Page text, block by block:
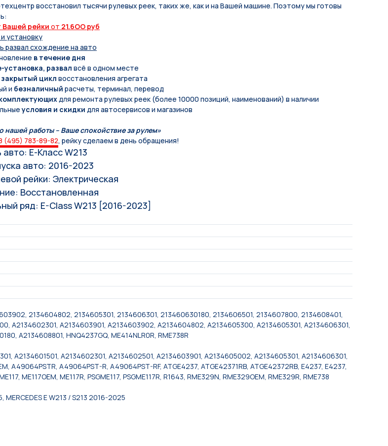
восстановил тысячи рулевых реек, таких же, как и на Вашей машине. Поэтому мы готовы
Вашей рейки от 21.6OO руб
установку
развал схождение на авто
в течение дня
установка, развал всё в одном месте
закрытый цикл восстановления агрегата
и безналичный расчеты, терминал, перевод
для ремонта рулевых реек (более 10000 позиций, наименований) в наличии
условия и скидки для автосервисов и магазинов
нашей работы – Ваше спокойствие за рулем»
(495) 783-89-82, рейку сделаем в день обращения!
E-Класс W213
авто: 2016-2023
рейки: Электрическая
Восстановленная
ряд: E-Class W213 [2016-2023]
2134604802, 2134605301, 2134606301, 213460630180, 2134606501, 2134607800, 2134608401,
A2134602301, A2134603901, A2134603902, A2134604802, A2134605300, A2134605301, A2134606301,
A2134608801, HNQ4237GQ, ME414NLR0R, RME738R
A2134601501, A2134602301, A2134602501, A2134603901, A2134605002, A2134605301, A2134606301,
A49064PST-R, A49064PST-RF, ATGE4237, ATGE42371RB, ATGE42372RB, E4237, E4237,
ME117OEM, ME117R, PSGME117, PSGME117R, R1643, RME329N, RME329OEM, RME329R, RME738
MERCEDES E W213 / S213 2016-2025